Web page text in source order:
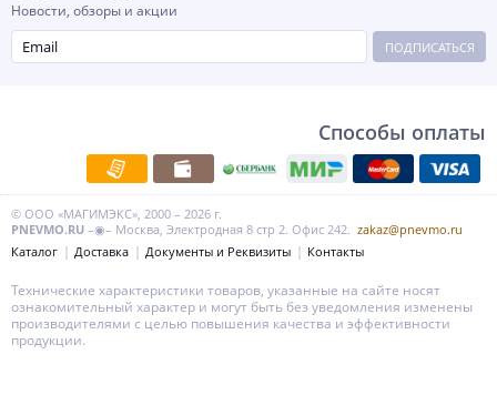
Новости, обзоры и акции
ПОДПИСАТЬСЯ
Способы оплаты
© ООО «МАГИМЭКС», 2000 – 2026 г.
PNEVMO.RU –◉– Москва, Электродная 8 стр 2. Офис 242. zakaz@pnevmo.ru
Каталог
Доставка Документы и Реквизиты Контакты
Технические характеристики товаров, указанные на сайте носят
ознакомительный характер и могут быть без уведомления изменены
производителями с целью повышения качества и эффективности
продукции.